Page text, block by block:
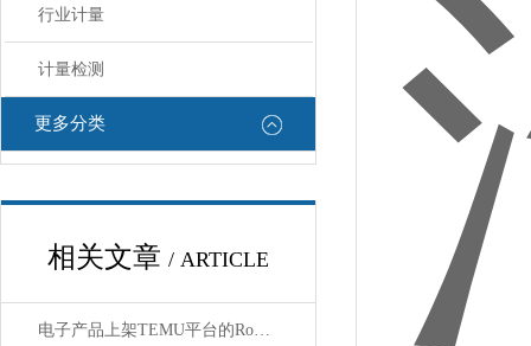
行业计量
计量检测
更多分类
相关文章 / ARTICLE
电子产品上架TEMU平台的RoHS检测新规解读